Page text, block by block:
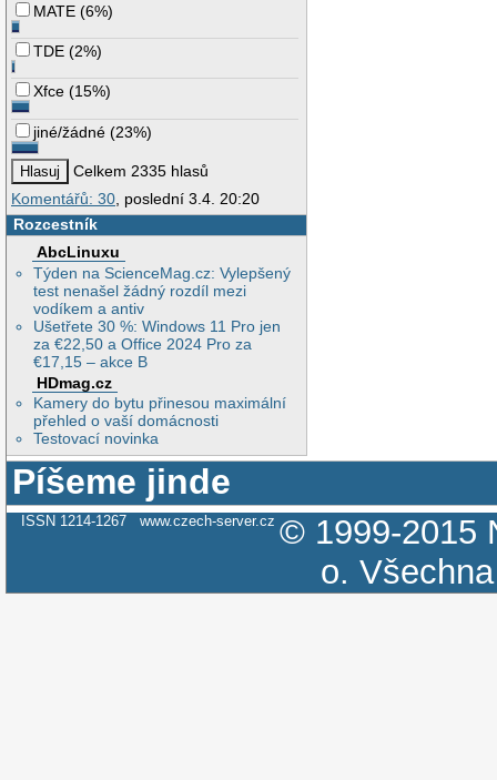
MATE (6%)
TDE (2%)
Xfce (15%)
jiné/žádné (23%)
Celkem 2335 hlasů
Komentářů: 30, poslední 3.4. 20:20
Rozcestník
AbcLinuxu
Týden na ScienceMag.cz: Vylepšený
test nenašel žádný rozdíl mezi
vodíkem a antiv
Ušetřete 30 %: Windows 11 Pro jen
za €22,50 a Office 2024 Pro za
€17,15 – akce B
HDmag.cz
Kamery do bytu přinesou maximální
přehled o vaší domácnosti
Testovací novinka
Píšeme jinde
ISSN 1214-1267 www.czech-server.cz © 1999-2015
o.